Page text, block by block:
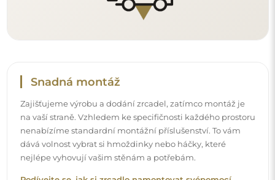
Čištění a péče
Pro zachování optimálního lesku stačí utěrka z
mikrovlákna a teplá voda. Pokud se rozhodnete pro
specializované přípravky, dbejte na to, aby měly neutrální
pH (kolem 7). Vyhněte se silným čisticím prostředkům
obsahujícím ocet, čpavek nebo silné kyseliny – díky tomu